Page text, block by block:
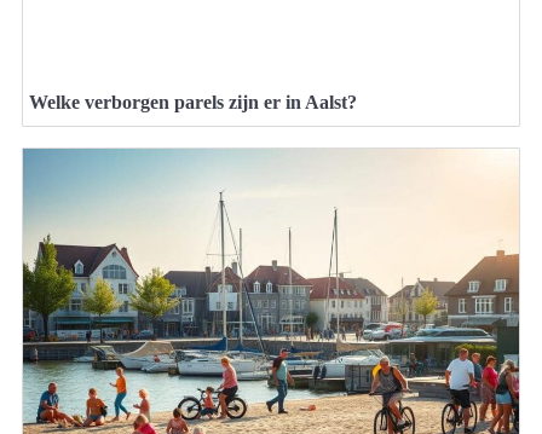
Welke verborgen parels zijn er in Aalst?